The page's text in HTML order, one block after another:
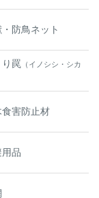
・防鳥ネット
り罠 （イノシシ・シカ
食害防止材
用品